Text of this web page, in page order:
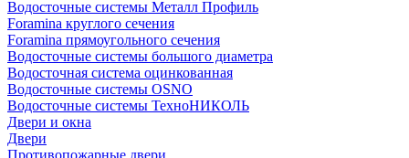
Водосточные системы Металл Профиль
Foramina круглого сечения
Foramina прямоугольного сечения
Водосточные системы большого диаметра
Водосточная система оцинкованная
Водосточные системы OSNO
Водосточные системы ТехноНИКОЛЬ
Двери и окна
Двери
Противопожарные двери